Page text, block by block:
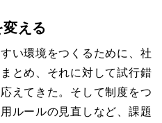
変える
い環境をつくるために、社
とめ、それに対して試行錯
えてきた。そして制度をつ
ルールの見直しなど、課題